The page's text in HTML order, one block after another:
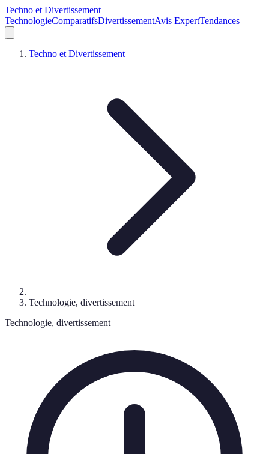
Techno et Divertissement
TechnologieComparatifsDivertissementAvis ExpertTendances
Techno et Divertissement
Technologie, divertissement
Technologie, divertissement